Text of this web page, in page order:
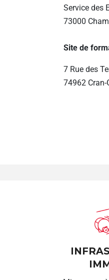
Service des
73000
Site de
7 Rue des
74962 Cran-